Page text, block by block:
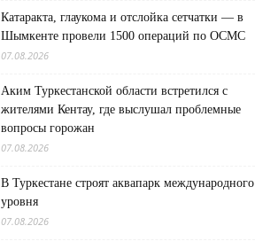
Катаракта, глаукома и отслойка сетчатки — в
Шымкенте провели 1500 операций по ОСМС
07.08.2026
Аким Туркестанской области встретился с
жителями Кентау, где выслушал проблемные
вопросы горожан
07.08.2026
В Туркестане строят аквапарк международного
уровня
07.08.2026